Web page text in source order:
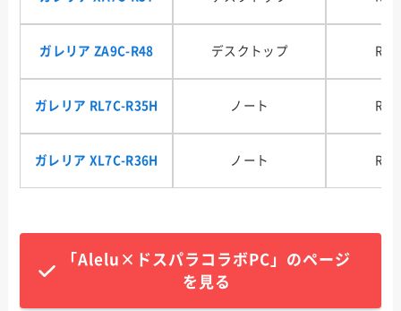
ガレリア ZA9C-R48 デスクトップ
ガレリア RL7C-R35H ノート
ガレリア XL7C-R36H ノート
「Alelu×ドスパラコラボPC」のページ
を見る